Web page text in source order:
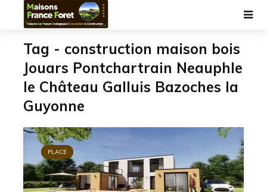
Tag - construction maison bois
Jouars Pontchartrain Neauphle
le Château Galluis Bazoches la
Guyonne
PLACE